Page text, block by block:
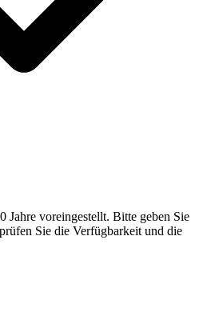
Jahre voreingestellt. Bitte geben Sie
Sie die Verfügbarkeit und die